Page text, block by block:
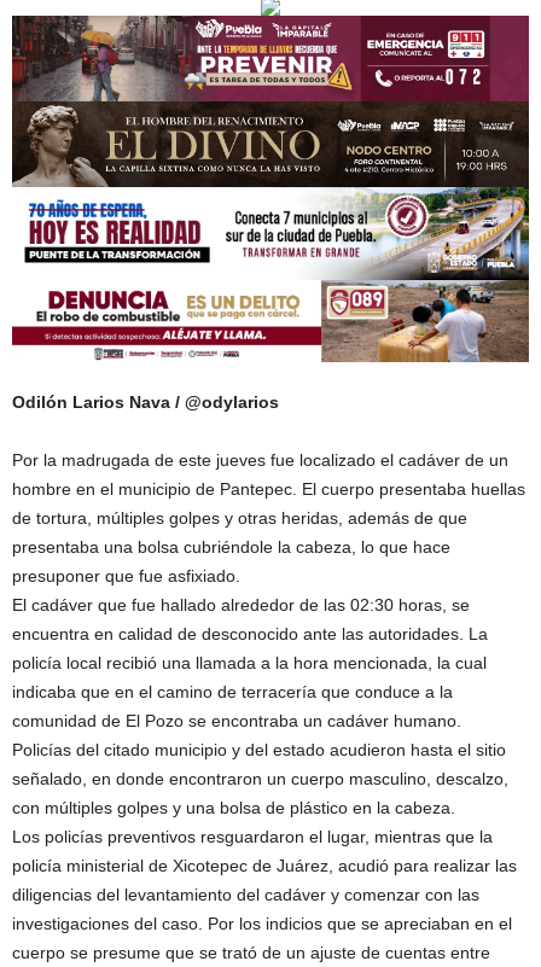
Odilón Larios Nava / @odylarios
Por la madrugada de este jueves fue localizado el cadáver de un
hombre en el municipio de Pantepec. El cuerpo presentaba huellas
de tortura, múltiples golpes y otras heridas, además de que
presentaba una bolsa cubriéndole la cabeza, lo que hace
presuponer que fue asfixiado.
El cadáver que fue hallado alrededor de las 02:30 horas, se
encuentra en calidad de desconocido ante las autoridades. La
policía local recibió una llamada a la hora mencionada, la cual
indicaba que en el camino de terracería que conduce a la
comunidad de El Pozo se encontraba un cadáver humano.
Policías del citado municipio y del estado acudieron hasta el sitio
señalado, en donde encontraron un cuerpo masculino, descalzo,
con múltiples golpes y una bolsa de plástico en la cabeza.
Los policías preventivos resguardaron el lugar, mientras que la
policía ministerial de Xicotepec de Juárez, acudió para realizar las
diligencias del levantamiento del cadáver y comenzar con las
investigaciones del caso. Por los indicios que se apreciaban en el
cuerpo se presume que se trató de un ajuste de cuentas entre